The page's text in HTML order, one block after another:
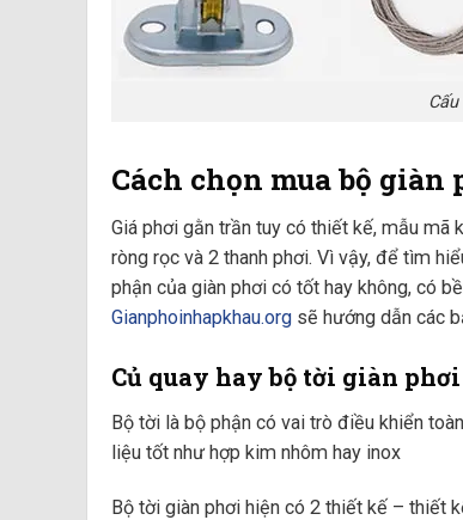
Cách chọn mua bộ
Giá phơi gằn trần tuy có thiết kế, mẫu
ròng rọc và 2 thanh phơi. Vì vậy, để tìm
phận của giàn phơi có tốt hay không, có
Gianphoinhapkhau.org sẽ hướng dẫn các
Củ quay hay bộ tời giàn phơi
Bộ tời là bộ phận có vai trò điều khiển
liệu tốt như hợp kim nhôm hay inox
Bộ tời giàn phơi hiện có 2 thiết kế – thiết